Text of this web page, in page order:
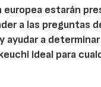
europea estarán
a las preguntas
ayudar a
ideal para